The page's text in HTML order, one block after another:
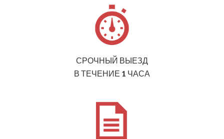
СРОЧНЫЙ ВЫЕЗД
В ТЕЧЕНИЕ 1 ЧАСА